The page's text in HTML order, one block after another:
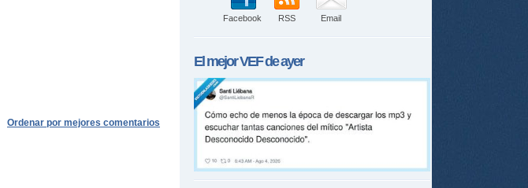
Ordenar por mejores comentarios
Facebook RSS Email
El mejorVEFde ayer